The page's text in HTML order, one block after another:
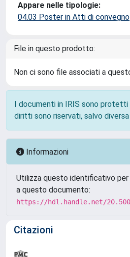
Appare nelle tipologie:
04.03 Poster in Atti di convegno
File in questo prodotto:
Non ci sono file associati a
I documenti in IRIS sono
diritti sono riservati, salvo diversa
Informazioni
Utilizza questo identificativo
a questo documento:
https://hdl.handle.net/
Citazioni